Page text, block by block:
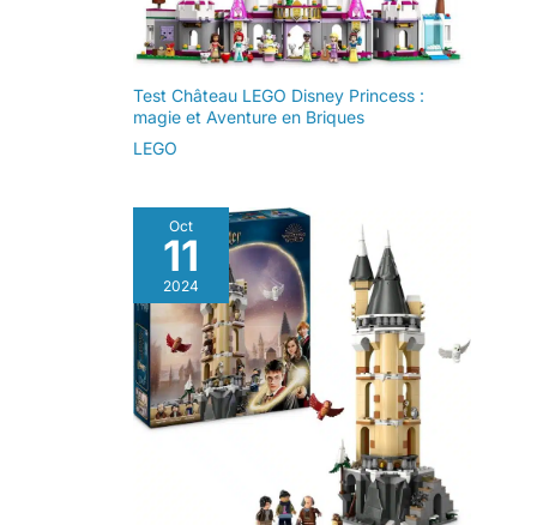
Test Château LEGO Disney Princess :
magie et Aventure en Briques
LEGO
Oct
11
2024